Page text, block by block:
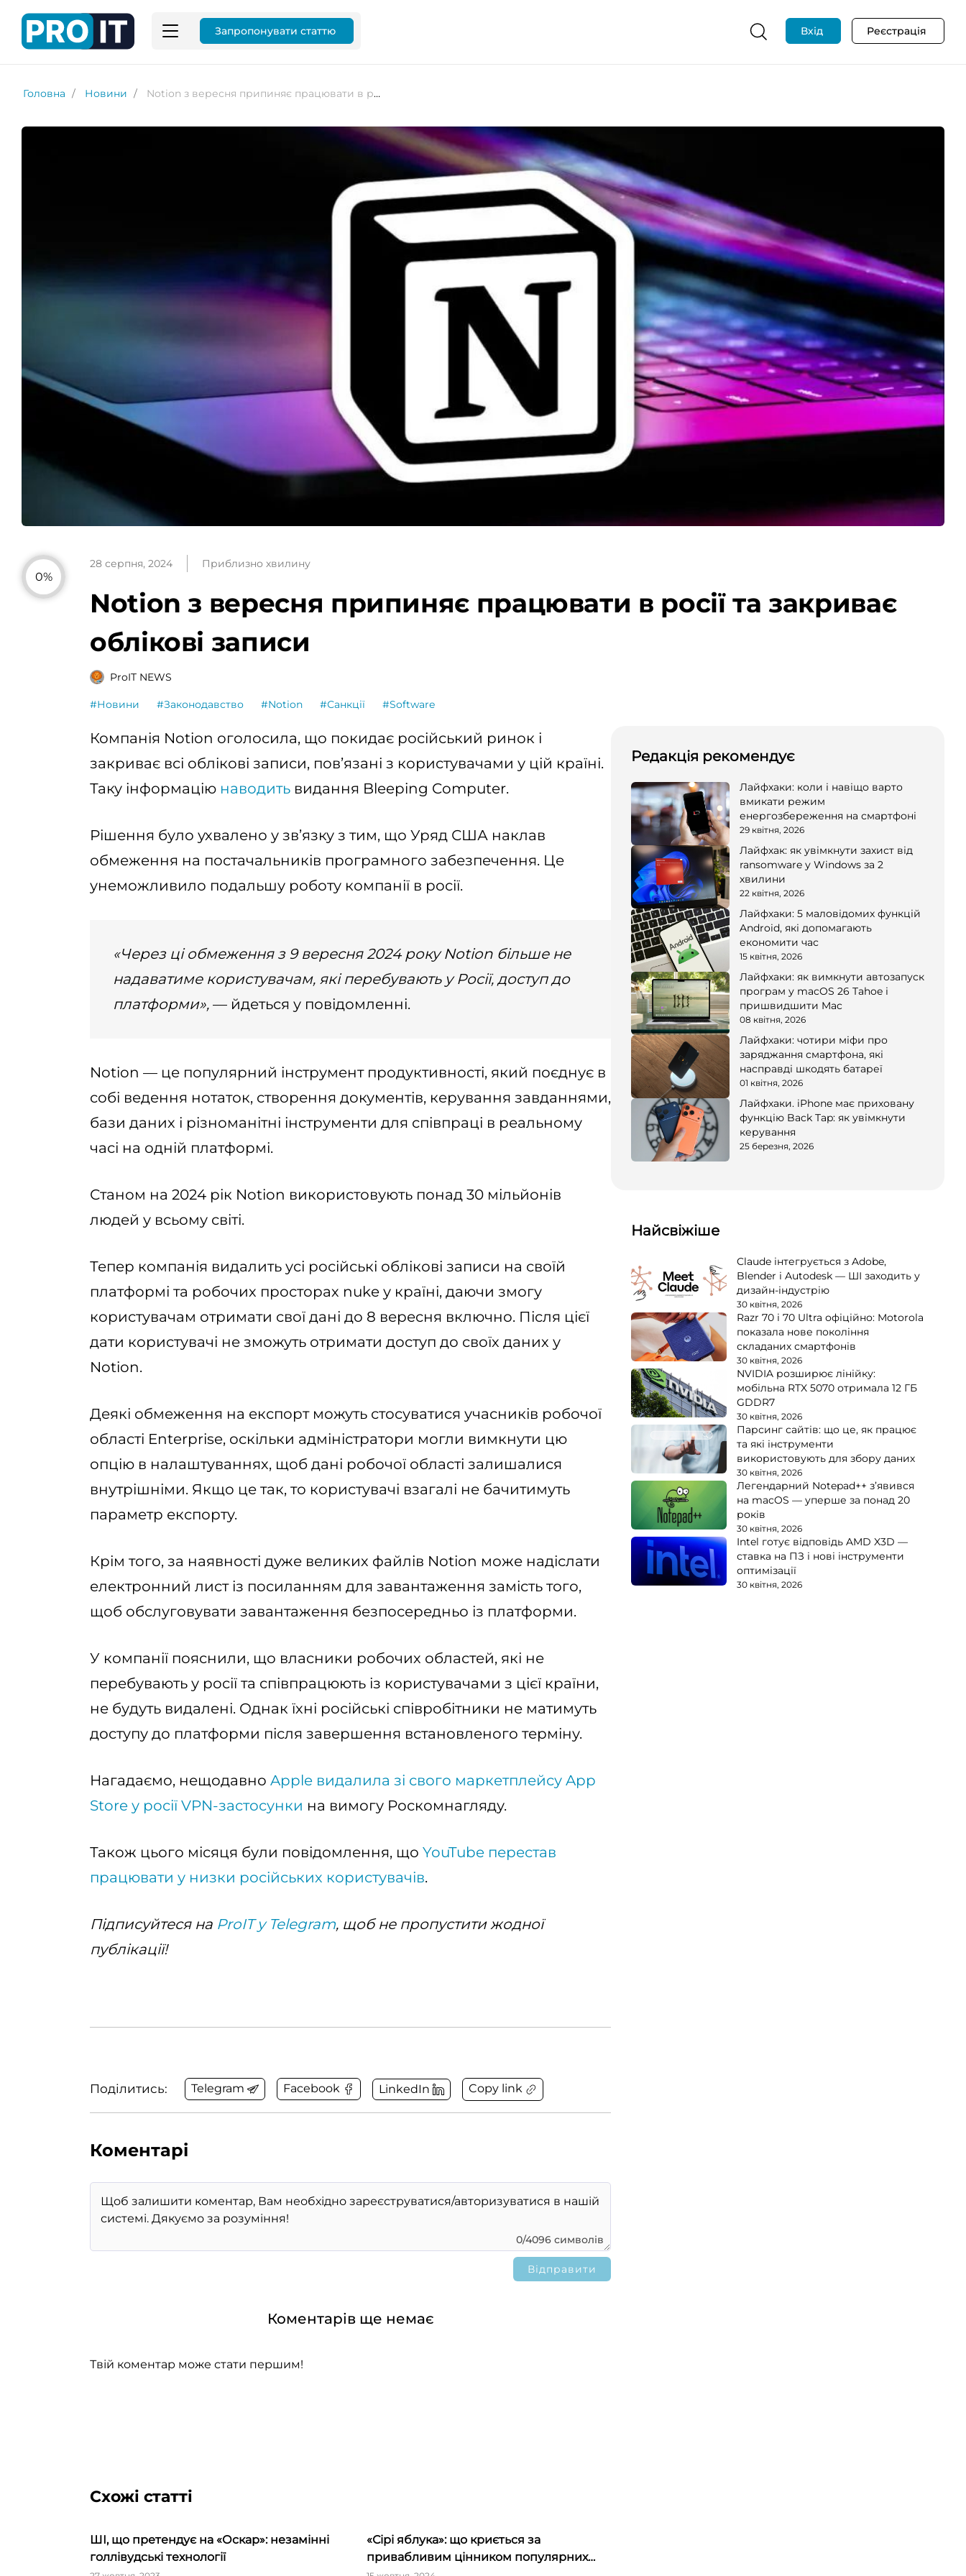
Запропонувати статтю Вхід Реєстрація
Головна Новини Notion з вересня припиняє працювати в росії та закриває облікові записи
0%
28 серпня, 2024 Приблизно хвилину
Notion з вересня припиняє працювати в росії та закриває
облікові записи
ProIT NEWS
#Новини #Законодавство #Notion #Санкції #Software
Компанія Notion оголосила, що покидає російський ринок і
закриває всі облікові записи, пов’язані з користувачами у цій країні.
Таку інформацію наводить видання Bleeping Computer.
Рішення було ухвалено у зв’язку з тим, що Уряд США наклав
обмеження на постачальників програмного забезпечення. Це
унеможливило подальшу роботу компанії в росії.
«Через ці обмеження з 9 вересня 2024 року Notion більше не
надаватиме користувачам, які перебувають у Росії, доступ до
платформи», — йдеться у повідомленні.
Notion — це популярний інструмент продуктивності, який поєднує в
собі ведення нотаток, створення документів, керування завданнями,
бази даних і різноманітні інструменти для співпраці в реальному
часі на одній платформі.
Станом на 2024 рік Notion використовують понад 30 мільйонів
людей у ​​всьому світі.
Тепер компанія видалить усі російські облікові записи на своїй
платформі та робочих просторах nuke у країні, даючи змогу
користувачам отримати свої дані до 8 вересня включно. Після цієї
дати користувачі не зможуть отримати доступ до своїх даних у
Notion.
Деякі обмеження на експорт можуть стосуватися учасників робочої
області Enterprise, оскільки адміністратори могли вимкнути цю
опцію в налаштуваннях, щоб дані робочої області залишалися
внутрішніми. Якщо це так, то користувачі взагалі не бачитимуть
параметр експорту.
Крім того, за наявності дуже великих файлів Notion може надіслати
електронний лист із посиланням для завантаження замість того,
щоб обслуговувати завантаження безпосередньо із платформи.
У компанії пояснили, що власники робочих областей, які не
перебувають у росії та співпрацюють із користувачами з цієї країни,
не будуть видалені. Однак їхні російські співробітники не матимуть
доступу до платформи після завершення встановленого терміну.
Нагадаємо, нещодавно Apple видалила зі свого маркетплейсу App
Store у росії VPN-застосунки на вимогу Роскомнагляду.
Також цього місяця були повідомлення, що YouTube перестав
працювати у низки російських користувачів.
Підписуйтеся на ProIT у Telegram, щоб не пропустити жодної
публікації!
Поділитись: Telegram Facebook LinkedIn Copy link
Коментарі
0/4096 символів
Коментарів ще немає
Твій коментар може стати першим!
Схожі статті
ШІ, що претендує на «Оскар»: незамінні
голлівудські технології
«Сірі яблука»: що криється за
привабливим цінником популярних
Редакція рекомендує
Лайфхаки: коли і навіщо варто
вмикати режим
енергозбереження на смартфоні
29 квітня, 2026
Лайфхак: як увімкнути захист від
ransomware у Windows за 2
хвилини
22 квітня, 2026
Лайфхаки: 5 маловідомих функцій
Android, які допомагають
економити час
15 квітня, 2026
Лайфхаки: як вимкнути автозапуск
програм у macOS 26 Tahoe і
пришвидшити Mac
08 квітня, 2026
Лайфхаки: чотири міфи про
заряджання смартфона, які
насправді шкодять батареї
01 квітня, 2026
Лайфхаки. iPhone має приховану
функцію Back Tap: як увімкнути
керування
25 березня, 2026
Найсвіжіше
Claude інтегрується з Adobe,
Blender і Autodesk — ШІ заходить у
дизайн-індустрію
30 квітня, 2026
Razr 70 і 70 Ultra офіційно: Motorola
показала нове покоління
складаних смартфонів
30 квітня, 2026
NVIDIA розширює лінійку:
мобільна RTX 5070 отримала 12 ГБ
GDDR7
30 квітня, 2026
Парсинг сайтів: що це, як працює
та які інструменти
використовують для збору даних
30 квітня, 2026
Легендарний Notepad++ з’явився
на macOS — уперше за понад 20
років
30 квітня, 2026
Intel готує відповідь AMD X3D —
ставка на ПЗ і нові інструменти
оптимізації
30 квітня, 2026